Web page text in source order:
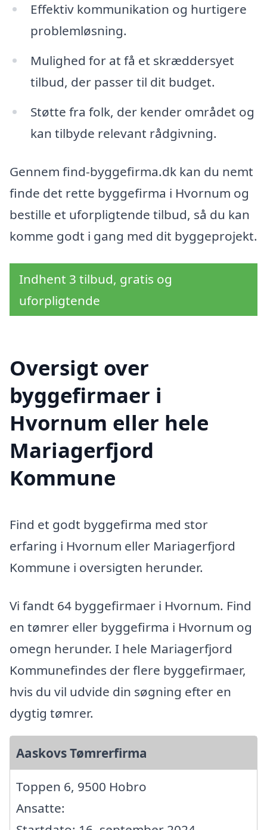
Effektiv kommunikation og hurtigere
problemløsning.
Mulighed for at få et skræddersyet
tilbud, der passer til dit budget.
Støtte fra folk, der kender området og
kan tilbyde relevant rådgivning.
Gennem find-byggefirma.dk kan du nemt
finde det rette byggefirma i Hvornum og
bestille et uforpligtende tilbud, så du kan
komme godt i gang med dit byggeprojekt.
Indhent 3 tilbud, gratis og
uforpligtende
Oversigt over
byggefirmaer i
Hvornum eller hele
Mariagerfjord
Kommune
Find et godt byggefirma med stor
erfaring i Hvornum eller Mariagerfjord
Kommune i oversigten herunder.
Vi fandt 64 byggefirmaer i Hvornum. Find
en tømrer eller byggefirma i Hvornum og
omegn herunder. I hele Mariagerfjord
Kommunefindes der flere byggefirmaer,
hvis du vil udvide din søgning efter en
dygtig tømrer.
Aaskovs Tømrerfirma
Toppen 6, 9500 Hobro
Ansatte: